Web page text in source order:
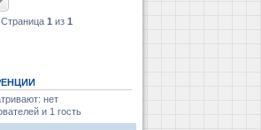
Страница1 из1
нет
и 1 гость